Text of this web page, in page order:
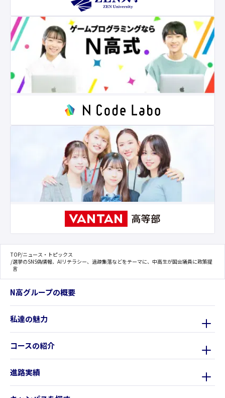
TOP/ニュース・トピックス
/選挙のSNS偽情報、AIリテラシー、過疎集落などをテーマに、中高生が国会議員に政策提
言
N高グループの概要
私達の魅力
コースの紹介
進路実績